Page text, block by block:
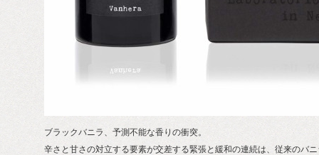
ブラックバニラ、予測不能な香りの衝突。
辛さと甘さの対立する要素が交差する緊張と緩和の連続は、従来のバ